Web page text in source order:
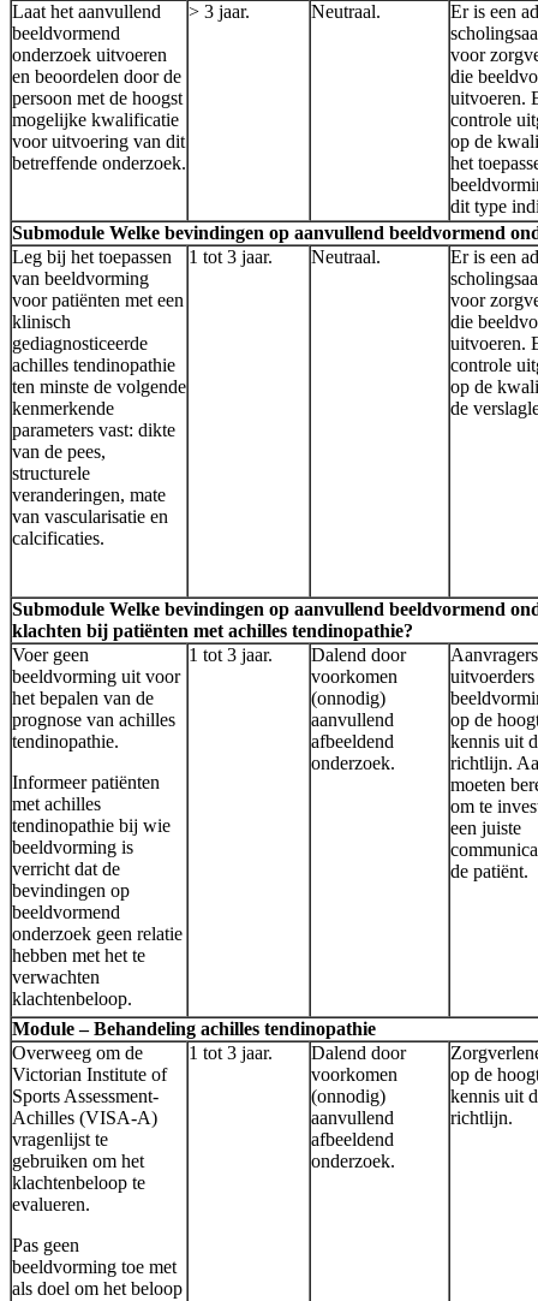
Laat het aanvullend
beeldvormend
onderzoek uitvoeren
en beoordelen door de
persoon met de hoogst
mogelijke kwalificatie
voor uitvoering van dit
betreffende onderzoek.
> 3 jaar. Neutraal.
Er is een
voor
die
uitvoeren.
controle
op de
het
dit type
Submodule Welke bevindingen op aanvullend beeldvormend
Leg bij het toepassen
van beeldvorming
voor patiënten met een
klinisch
gediagnosticeerde
achilles tendinopathie
ten minste de volgende
kenmerkende
parameters vast: dikte
van de pees,
structurele
veranderingen, mate
van vascularisatie en
calcificaties.
1 tot 3 jaar. Neutraal.
Er is een
voor
die
uitvoeren.
controle
op de
de
Submodule Welke bevindingen op aanvullend beeldvormend
klachten bij patiënten met achilles tendinopathie?
Voer geen
beeldvorming uit voor
het bepalen van de
prognose van achilles
tendinopathie.
Informeer patiënten
met achilles
tendinopathie bij wie
beeldvorming is
verricht dat de
bevindingen op
beeldvormend
onderzoek geen relatie
hebben met het te
verwachten
klachtenbeloop.
1 tot 3 jaar.
Dalend door
voorkomen
(onnodig)
aanvullend
afbeeldend
onderzoek.
op de
kennis uit
richtlijn.
moeten
om te
een juiste
de patiënt.
Module – Behandeling achilles tendinopathie
Overweeg om de
Victorian Institute of
Sports Assessment-
Achilles (VISA-A)
vragenlijst te
gebruiken om het
klachtenbeloop te
evalueren.
Pas geen
beeldvorming toe met
als doel om het beloop
1 tot 3 jaar.
Dalend door
voorkomen
(onnodig)
aanvullend
afbeeldend
onderzoek.
op de
kennis uit
richtlijn.